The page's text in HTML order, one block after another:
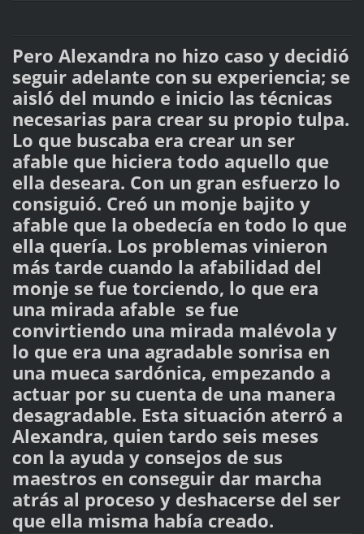
Pero Alexandra no hizo caso y decidió
seguir adelante con su experiencia; se
aisló del mundo e inicio las técnicas
necesarias para crear su propio tulpa.
Lo que buscaba era crear un ser
afable que hiciera todo aquello que
ella deseara. Con un gran esfuerzo lo
consiguió. Creó un monje bajito y
afable que la obedecía en todo lo que
ella quería. Los problemas vinieron
más tarde cuando la afabilidad del
monje se fue torciendo, lo que era
una mirada afable se fue
convirtiendo una mirada malévola y
lo que era una agradable sonrisa en
una mueca sardónica, empezando a
actuar por su cuenta de una manera
desagradable. Esta situación aterró a
Alexandra, quien tardo seis meses
con la ayuda y consejos de sus
maestros en conseguir dar marcha
atrás al proceso y deshacerse del ser
que ella misma había creado.